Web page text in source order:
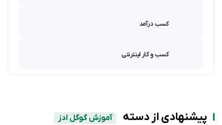
کسب درآمد
کسب و کار اینترنتی
پیشنهادی از دسته آموزش گوگل ادز